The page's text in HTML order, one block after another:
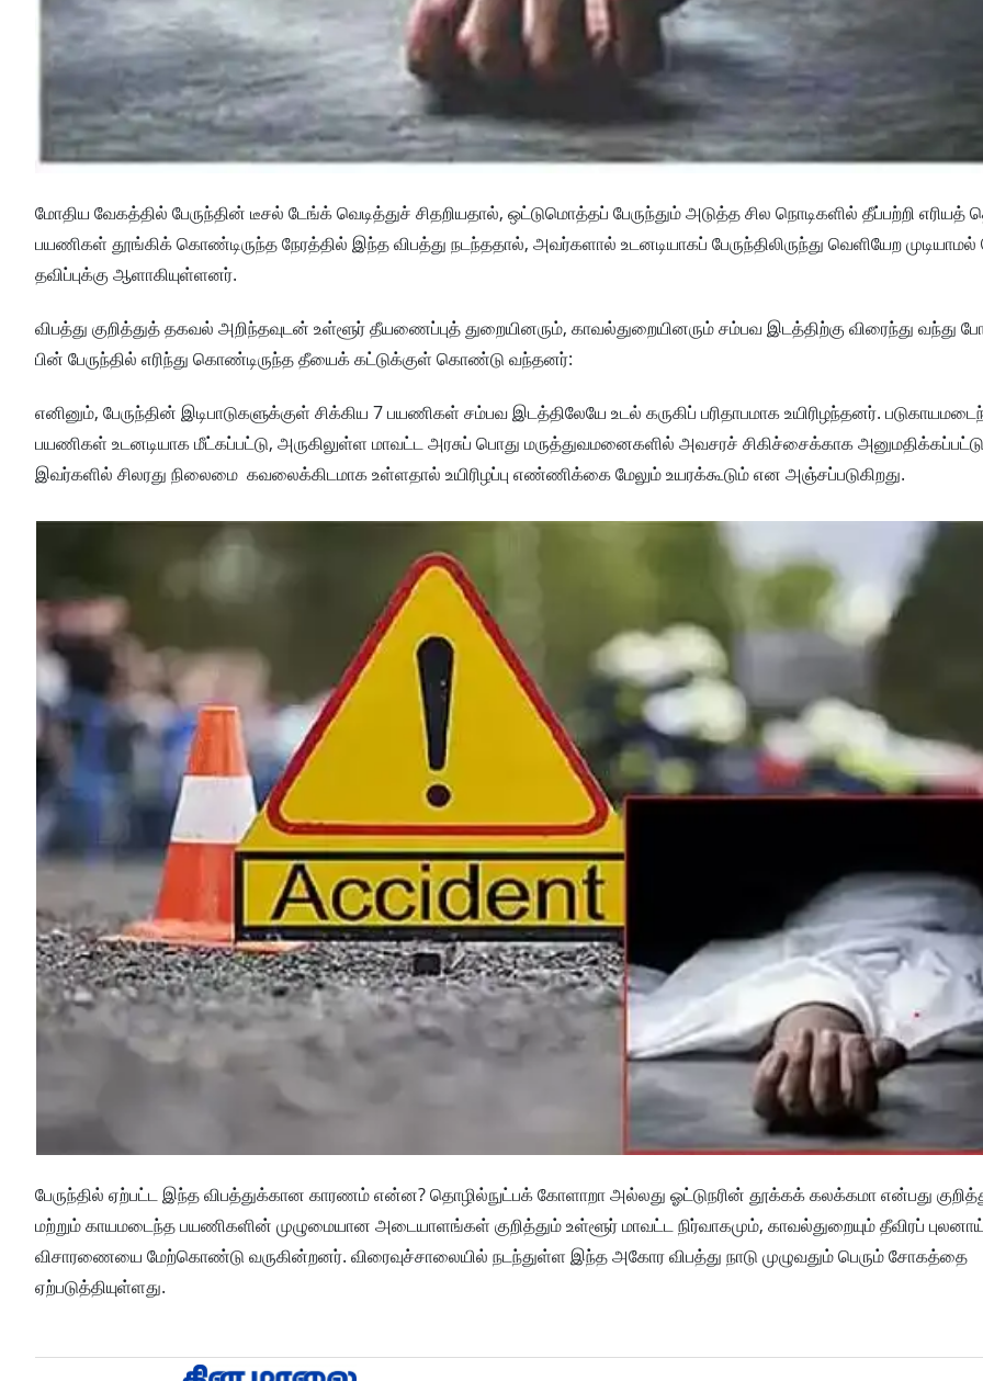
மோதிய வேகத்தில் பேருந்தின் டீசல் டேங்க் வெடித்துச் சிதறியதால், ஒட்டுமொத்தப் பேருந்தும் அடுத்த சில நொடிகளில் தீப்பற்றி எரியத்
பயணிகள் தூங்கிக் கொண்டிருந்த நேரத்தில் இந்த விபத்து நடந்ததால், அவர்களால் உடனடியாகப் பேருந்திலிருந்து வெளியேற முடியாமல்
தவிப்புக்கு ஆளாகியுள்ளனர்.
விபத்து குறித்துத் தகவல் அறிந்தவுடன் உள்ளூர் தீயணைப்புத் துறையினரும், காவல்துறையினரும் சம்பவ இடத்திற்கு விரைந்து வந்து
பின் பேருந்தில் எரிந்து கொண்டிருந்த தீயைக் கட்டுக்குள் கொண்டு வந்தனர்:
எனினும், பேருந்தின் இடிபாடுகளுக்குள் சிக்கிய 7 பயணிகள் சம்பவ இடத்திலேயே உடல் கருகிப் பரிதாபமாக உயிரிழந்தனர்.
பயணிகள் உடனடியாக மீட்கப்பட்டு, அருகிலுள்ள மாவட்ட அரசுப் பொது மருத்துவமனைகளில் அவசரச் சிகிச்சைக்காக
இவர்களில் சிலரது நிலைமை கவலைக்கிடமாக உள்ளதால் உயிரிழப்பு எண்ணிக்கை மேலும் உயரக்கூடும் என அஞ்சப்படுகிறது.
பேருந்தில் ஏற்பட்ட இந்த விபத்துக்கான காரணம் என்ன? தொழில்நுட்பக் கோளாறா அல்லது ஓட்டுநரின் தூக்கக் கலக்கமா என்பது
மற்றும் காயமடைந்த பயணிகளின் முழுமையான அடையாளங்கள் குறித்தும் உள்ளூர் மாவட்ட நிர்வாகமும், காவல்துறையும் தீவிரப்
விசாரணையை மேற்கொண்டு வருகின்றனர். விரைவுச்சாலையில் நடந்துள்ள இந்த அகோர விபத்து நாடு முழுவதும் பெரும் சோகத்தை
ஏற்படுத்தியுள்ளது.